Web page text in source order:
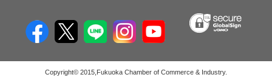
Copyright© 2015,Fukuoka Chamber of Commerce & Industry.